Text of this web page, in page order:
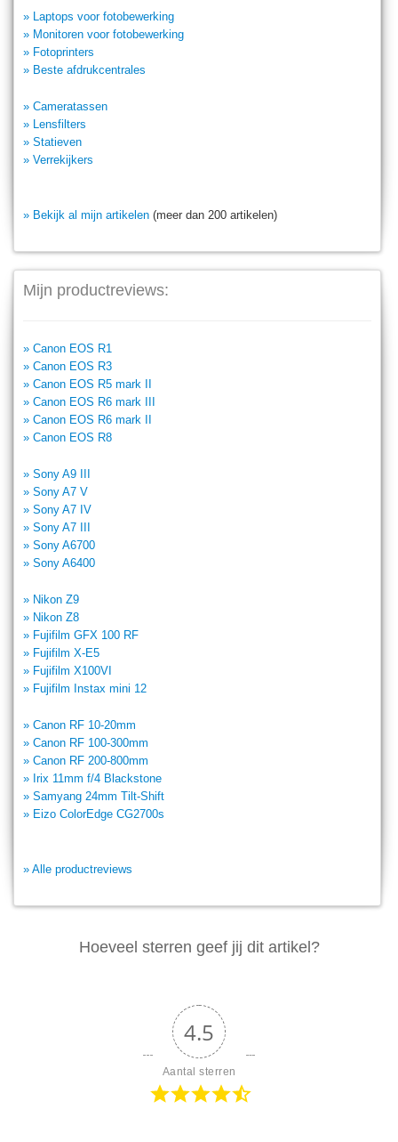
» Laptops voor fotobewerking
» Monitoren voor fotobewerking
» Fotoprinters
» Beste afdrukcentrales
» Cameratassen
» Lensfilters
» Statieven
» Verrekijkers
» Bekijk al mijn artikelen (meer dan 200 artikelen)
Mijn productreviews:
» Canon EOS R1
» Canon EOS R3
» Canon EOS R5 mark II
» Canon EOS R6 mark III
» Canon EOS R6 mark II
» Canon EOS R8
» Sony A9 III
» Sony A7 V
» Sony A7 IV
» Sony A7 III
» Sony A6700
» Sony A6400
» Nikon Z9
» Nikon Z8
» Fujifilm GFX 100 RF
» Fujifilm X-E5
» Fujifilm X100VI
» Fujifilm Instax mini 12
» Canon RF 10-20mm
» Canon RF 100-300mm
» Canon RF 200-800mm
» Irix 11mm f/4 Blackstone
» Samyang 24mm Tilt-Shift
» Eizo ColorEdge CG2700s
» Alle productreviews
Hoeveel sterren geef jij dit artikel?
4.5
Aantal sterren